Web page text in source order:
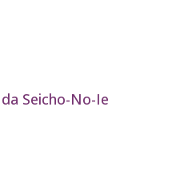
Seicho-No-Ie